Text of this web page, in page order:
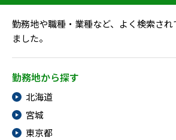
勤務地や職種・業種など、よく検索さ
ました。
勤務地から探す
北海道
宮城
東京都